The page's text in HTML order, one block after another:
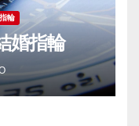
指輪
婚指輪